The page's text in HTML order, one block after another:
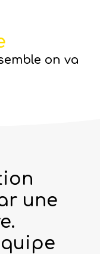
on va
une